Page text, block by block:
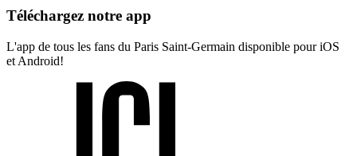
Téléchargez notre app
L'app de tous les fans du Paris Saint-Germain disponible pour iOS
et Android!